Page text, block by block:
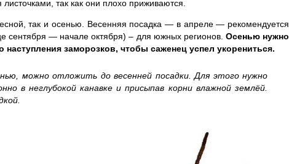
так как они плохо приживаются.
так и осенью. Весенняя посадка — в апреле — рекомендуется
сентября — начале октября) – для южных регионов. Осенью нужно
наступления заморозков, чтобы саженец успел укорениться.
можно отложить до весенней посадки. Для этого нужно
в неглубокой канавке и присыпав корни влажной землёй.